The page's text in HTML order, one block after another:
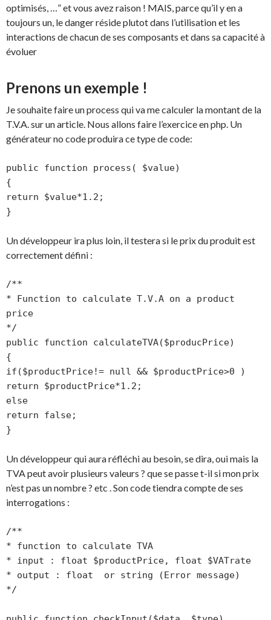
optimisés, …” et vous avez raison ! MAIS, parce qu’il y en a
toujours un, le danger réside plutot dans l’utilisation et les
interactions de chacun de ses composants et dans sa capacité à
évoluer
Prenons un exemple !
Je souhaite faire un process qui va me calculer la montant de la
T.V.A. sur un article. Nous allons faire l’exercice en php. Un
générateur no code produira ce type de code:
public function process( $value)
{
return $value*1.2;
}
Un développeur ira plus loin, il testera si le prix du produit est
correctement défini :
/**
* Function to calculate T.V.A on a product
price
*/
public function calculateTVA($producPrice)
{
if($productPrice!= null && $productPrice>0 )
return $productPrice*1.2;
else
return false;
}
Un développeur qui aura réfléchi au besoin, se dira, oui mais la
TVA peut avoir plusieurs valeurs ? que se passe t-il si mon prix
n’est pas un nombre ? etc . Son code tiendra compte de ses
interrogations :
/**
* function to calculate TVA
* input : float $productPrice, float $VATrate
* output : float  or string (Error message)
*/